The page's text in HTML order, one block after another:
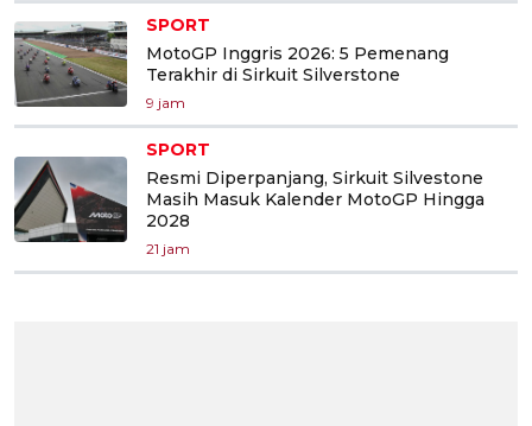
SPORT
MotoGP Inggris 2026: 5 Pemenang
Terakhir di Sirkuit Silverstone
9 jam
SPORT
Resmi Diperpanjang, Sirkuit Silvestone
Masih Masuk Kalender MotoGP Hingga
2028
21 jam